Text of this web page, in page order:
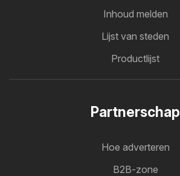
Inhoud melden
Lijst van steden
Productlijst
Partnerschap
Hoe adverteren
B2B-zone